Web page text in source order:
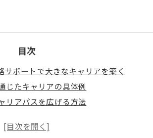
目次
ポートで大きなキャリアを築く
じたキャリアの具体例
リアパスを広げる方法
れる専門知識と経験